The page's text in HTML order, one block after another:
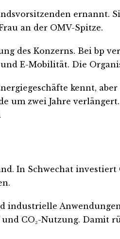
ernannt.
an der OMV-Spitze.
des Konzerns. Bei bp
E-Mobilität. Die
kennt,
um zwei Jahre
In Schwechat
industrielle
CO₂-Nutzung. Damit